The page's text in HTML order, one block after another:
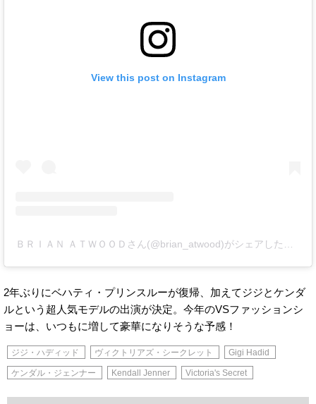
View this post on Instagram
2年ぶりにベハティ・プリンスルーが復帰、加えてジジとケンダ
ルという超人気モデルの出演が決定。今年のVSファッションシ
ョーは、いつもに増して豪華になりそうな予感！
ジジ・ハディッド ヴィクトリアズ・シークレット Gigi Hadid
ケンダル・ジェンナー Kendall Jenner Victoria's Secret